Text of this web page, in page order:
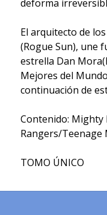
deforma
El arquitecto de
(Rogue Sun), une
estrella Dan
Mejores del
continuación de
Contenido:
Rangers/
TOMO ÚNICO